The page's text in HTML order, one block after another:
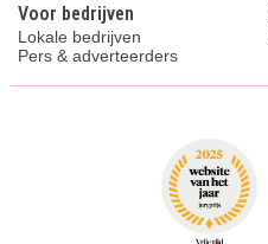
Voor bedrijven
Lokale bedrijven
Pers & adverteerders